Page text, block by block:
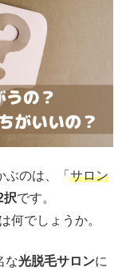
ぶのは、「 サロン
択です。
は何でしょうか。
な光脱毛サロンに